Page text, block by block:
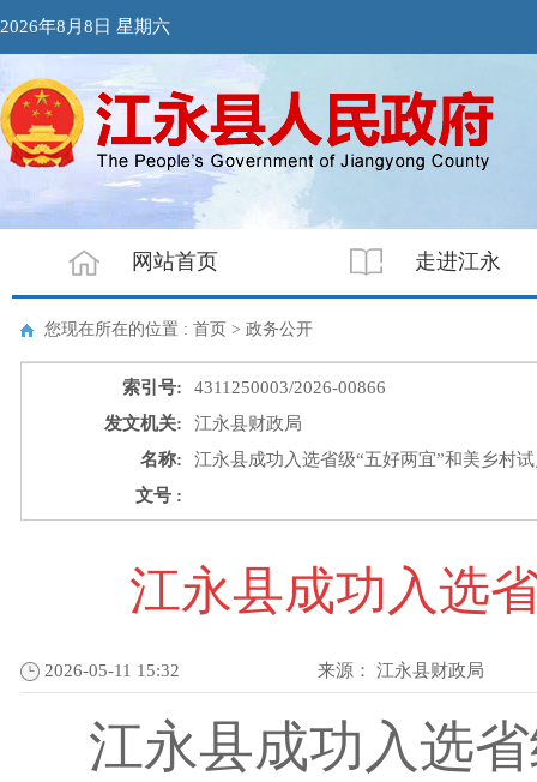
2026年8月8日 星期六
网站首页 走进江永
您现在所在的位置 : 首页 > 政务公开
索引号:
4311250003/2026-00866
发文机关:
江永县财政局
名称:
江永县成功入选省级“五好两宜”和美乡村
文号 :
江永县成功入选
2026-05-11 15:32 来源： 江永县财政局
江永县成功入选